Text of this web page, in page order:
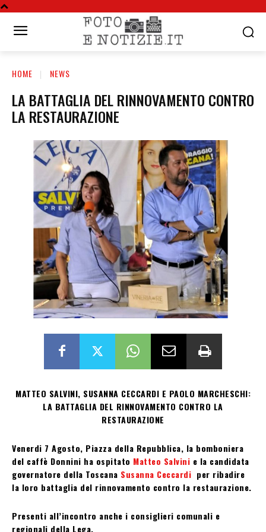
HOME NEWS
LA BATTAGLIA DEL RINNOVAMENTO CONTRO
LA RESTAURAZIONE
MATTEO SALVINI, SUSANNA CECCARDI E PAOLO MARCHESCHI:
LA BATTAGLIA DEL RINNOVAMENTO CONTRO LA
RESTAURAZIONE
Venerdi 7 Agosto, Piazza della Repubblica, la bomboniera
del caffè Donnini ha ospitato Matteo Salvini e la candidata
governatore della Toscana Susanna Ceccardi per ribadire
la loro battaglia del rinnovamento contro la restaurazione.
Presenti all’incontro anche i consiglieri comunali e
regionali della Lega.